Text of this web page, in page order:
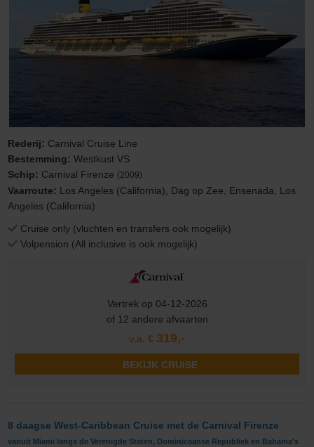
Rederij: Carnival Cruise Line
Bestemming:Westkust VS
Schip: Carnival Firenze (2009)
Vaarroute: Los Angeles (California), Dag op Zee, Ensenada, Los
Angeles (California)
Cruise only (vluchten en transfers ook mogelijk)
Volpension (All inclusive is ook mogelijk)
Vertrek op 04-12-2026
of 12 andere afvaarten
v.a. € 319,-
BEKIJK CRUISE
8 daagse West-Caribbean Cruise met de Carnival Firenze
vanuit Miami langs de Verenigde Staten, Dominicaanse Republiek en Bahama's